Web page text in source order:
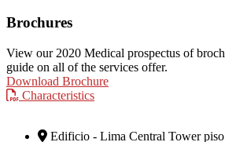
Brochures
View our 2020 Medical prospectus of
guide on all of the services offer.
Download Brochure
Characteristics
Edificio - Lima Central Tower